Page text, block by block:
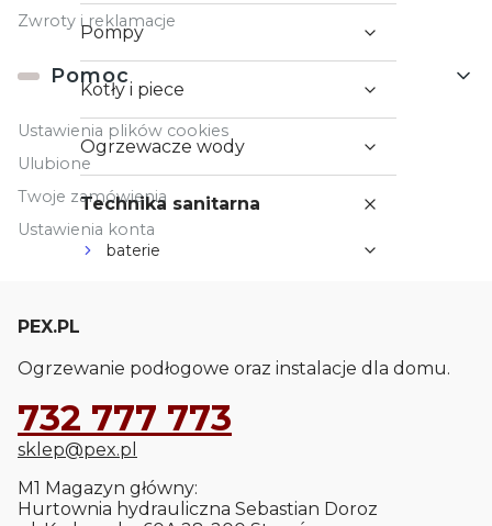
Pompy
Kotły i piece
Ogrzewacze wody
Technika sanitarna
baterie
akcesoria łazienkowe
deski sedesowe
zlewozmywaki
Zwroty i reklamacje
Pomoc
Ustawienia plików cookies
Ulubione
Twoje zamówienia
Ustawienia konta
PEX.PL
Ogrzewanie podłogowe oraz instalacje dla domu.
732 777 773
sklep@pex.pl
M1 Magazyn główny:
Hurtownia hydrauliczna Sebastian Doroz